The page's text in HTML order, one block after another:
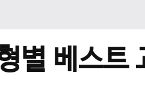
별 베스트